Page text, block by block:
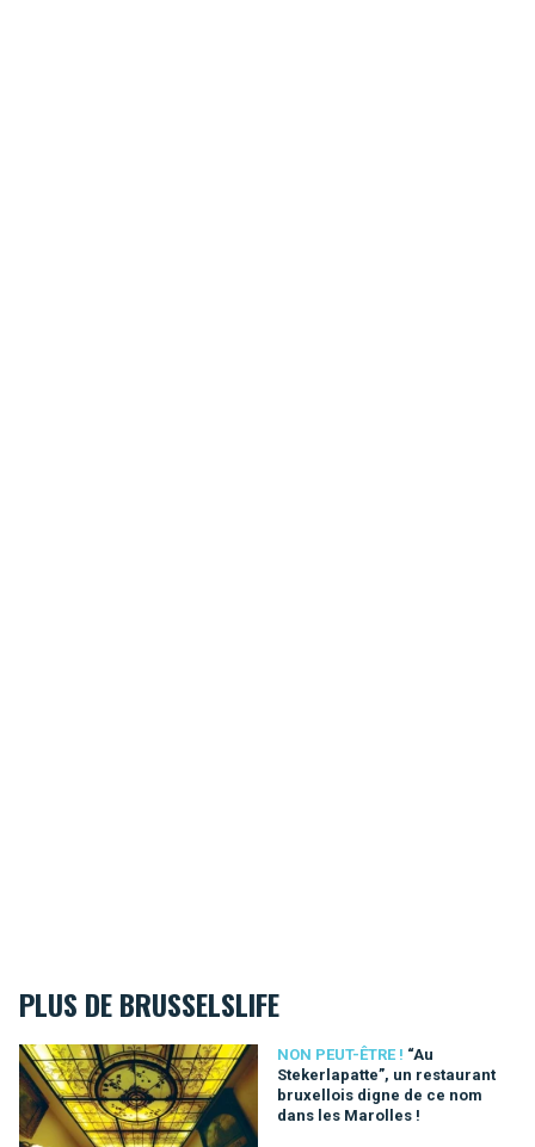
PLUS DE BRUSSELSLIFE
NON PEUT-ÊTRE ! “Au
Stekerlapatte”, un restaurant
bruxellois digne de ce nom
dans les Marolles !
“Au Stekerlapatte”, un restaurant bruxellois digne de ce nom